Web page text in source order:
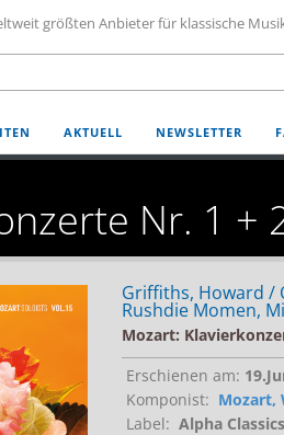
größten Anbieter für klassische
AKTUELL NEWSLETTER
Nr. 1
Griffiths, Howard /
Rushdie Momen,
Mozart:
Erschienen am:
Komponist: Mozart,
Label: Alpha Classics